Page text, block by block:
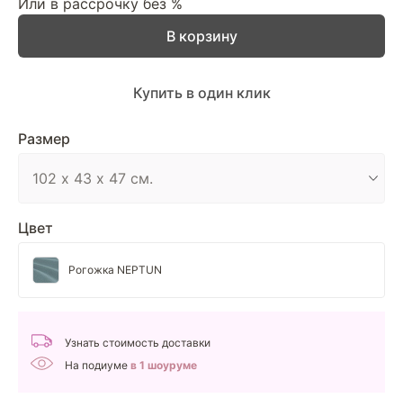
Или в рассрочку без %
Размер
Цвет
Рогожка NEPTUN
В корзину
Купить в один клик
Узнать стоимость доставки
На подиуме в 1 шоуруме